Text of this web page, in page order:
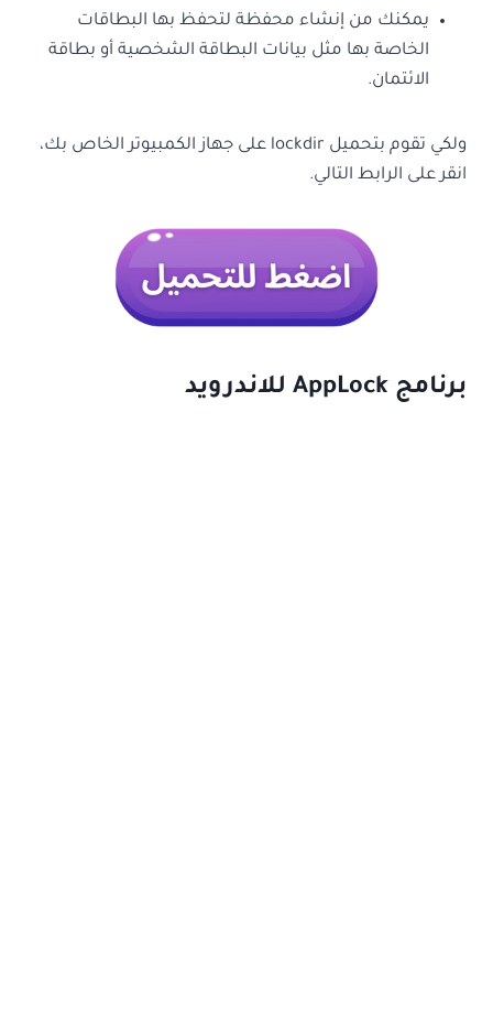
يمكنك من إنشاء محفظة لتحفظ بها البطاقات
الخاصة بها مثل بيانات البطاقة الشخصية أو بطاقة
الائتمان.
ولكي تقوم بتحميل lockdir على جهاز الكمبيوتر الخاص بك،
انقر على الرابط التالي.
برنامج AppLock‏ للاندرويد